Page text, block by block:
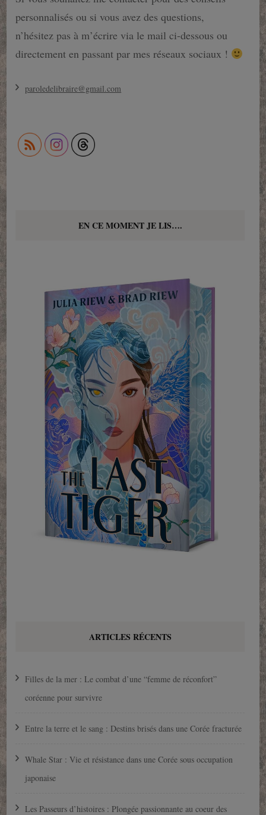
personnalisés ou si vous avez des questions,
n’hésitez pas à m’écrire via le mail ci-dessous ou
directement en passant par mes réseaux sociaux !
paroledelibraire@gmail.com
EN CE MOMENT JE LIS….
ARTICLES RÉCENTS
Filles de la mer : Le combat d’une “femme de réconfort”
coréenne pour survivre
Entre la terre et le sang : Destins brisés dans une Corée fracturée
Whale Star : Vie et résistance dans une Corée sous occupation
japonaise
Les Passeurs d’histoires : Plongée passionnante au coeur des